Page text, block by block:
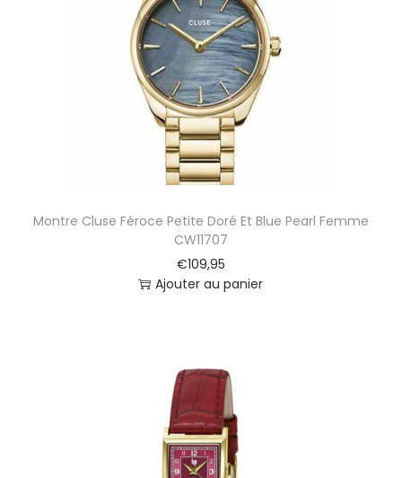
t
i
o
n
Montre Cluse Féroce Petite Doré Et Blue Pearl Femme
CW11707
€109,95
Ajouter au panier